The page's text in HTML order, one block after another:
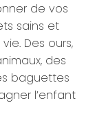
de vos
sains et
Des ours,
des
baguettes
l’enfant